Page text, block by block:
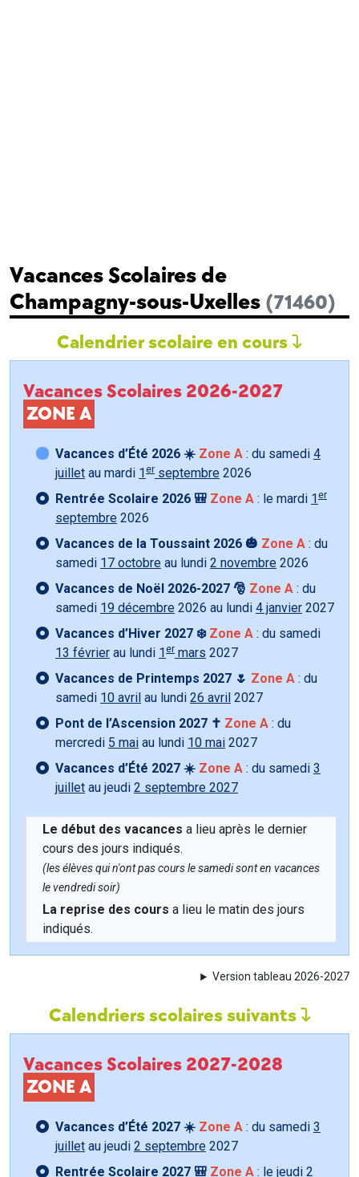
Vacances Scolaires de
Champagny-sous-Uxelles (71460)
Calendrier scolaire en cours
Vacances Scolaires 2026-2027
ZONE A
Vacances d’Été 2026 ☀️ Zone A : du samedi 4
juillet au mardi 1 er septembre 2026
Rentrée Scolaire 2026 🎒 Zone A : le mardi 1 er
septembre 2026
Vacances de la Toussaint 2026 🎃 Zone A : du
samedi 17 octobre au lundi 2 novembre 2026
Vacances de Noël 2026-2027 🎅 Zone A : du
samedi 19 décembre 2026 au lundi 4 janvier 2027
Vacances d’Hiver 2027 ❄️ Zone A : du samedi
13 février au lundi 1 er mars 2027
Vacances de Printemps 2027 🌷 Zone A : du
samedi 10 avril au lundi 26 avril 2027
Pont de l’Ascension 2027 ✝️ Zone A : du
mercredi 5 mai au lundi 10 mai 2027
Vacances d’Été 2027 ☀️ Zone A : du samedi 3
juillet au jeudi 2 septembre 2027
Le début des vacances a lieu après le dernier
cours des jours indiqués.
(les élèves qui n'ont pas cours le samedi sont en vacances
le vendredi soir)
La reprise des cours a lieu le matin des jours
indiqués.
Version tableau 2026-2027
Calendriers scolaires suivants
Vacances Scolaires 2027-2028
ZONE A
Vacances d’Été 2027 ☀️ Zone A : du samedi 3
juillet au jeudi 2 septembre 2027
Rentrée Scolaire 2027 🎒 Zone A : le jeudi 2